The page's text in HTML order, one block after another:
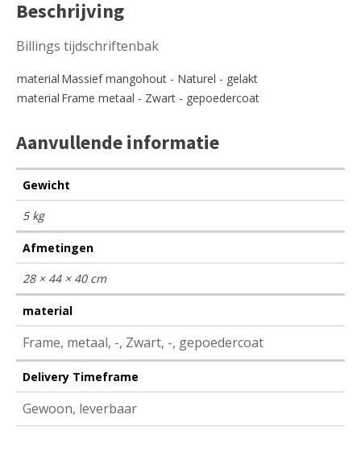
Beschrijving
Billings tijdschriftenbak
material Massief mangohout - Naturel - gelakt
material Frame metaal - Zwart - gepoedercoat
Aanvullende informatie
Gewicht
5 kg
Afmetingen
28 × 44 × 40 cm
material
Frame, metaal, -, Zwart, -, gepoedercoat
Delivery Timeframe
Gewoon, leverbaar